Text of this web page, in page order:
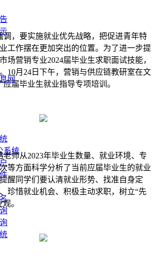
网
系统
，要实施就业优先战略，把促进青年特
工作摆在更加突出的位置。为了进一步提
场营销专业2024届毕业生求职面试技能，
10月24日下午，营销与供应链教研室在文
届毕业生就业指导专项培训。
师从2023年毕业生数量、就业环境、专
等方面科学分析了当前应届毕业生的就业
醒同学们要认清就业形势、找准自身定
珍惜就业机会、积极主动求职，树立“先
。